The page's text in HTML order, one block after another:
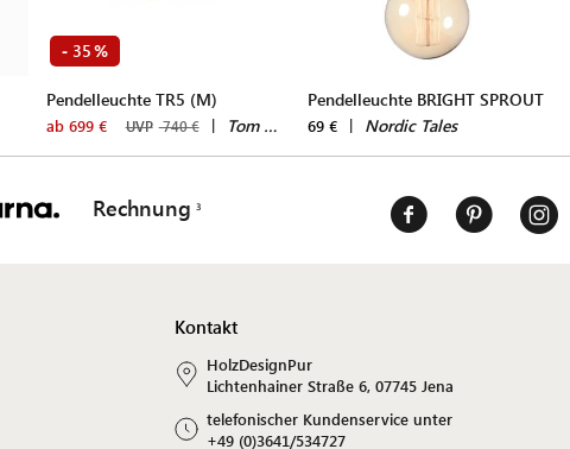
- 35 %
Pendelleuchte TR5 (M)
ab 699 € UVP 740 € | Tom Rossau
Pendelleuchte BRIGHT SPROUT
69 € | Nordic Tales
Rechnung
Kontakt
HolzDesignPur
Lichtenhainer Straße 6, 07745 Jena
telefonischer Kundenservice unter
+49 (0)3641/534727